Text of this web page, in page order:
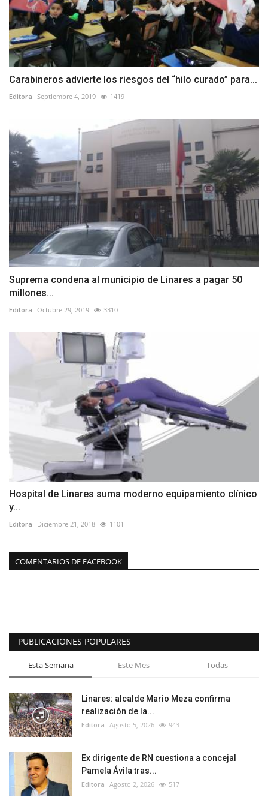
Carabineros advierte los riesgos del “hilo curado” para...
Editora Septiembre 4, 2019 1419
Suprema condena al municipio de Linares a pagar 50
millones...
Editora Octubre 29, 2019 3310
Hospital de Linares suma moderno equipamiento clínico
y...
Editora Diciembre 21, 2018 1101
COMENTARIOS DE FACEBOOK
PUBLICACIONES POPULARES
Esta Semana Este Mes Todas
Linares: alcalde Mario Meza confirma
realización de la...
Editora Agosto 5, 2026 943
Ex dirigente de RN cuestiona a concejal
Pamela Ávila tras...
Editora Agosto 2, 2026 517